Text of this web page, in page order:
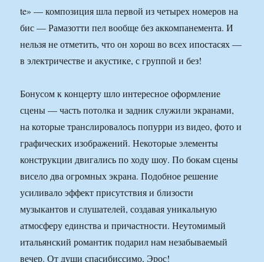
te» — композиция шла первой из четырех номеров на
бис — Рамазотти пел вообще без аккомпанемента. И
нельзя не отметить, что он хорош во всех ипостасях —
в электричестве и акустике, с группой и без!
Бонусом к концерту шло интересное оформление
сцены — часть потолка и задник служили экранами,
на которые транслировалось попурри из видео, фото и
графических изображений. Некоторые элементы
конструкции двигались по ходу шоу. По бокам сцены
висело два огромных экрана. Подобное решение
усиливало эффект присутствия и близости
музыкантов и слушателей, создавая уникальную
атмосферу единства и причастности. Неутомимый
итальянский романтик подарил нам незабываемый
вечер. От души спасибиссимо, Эрос!